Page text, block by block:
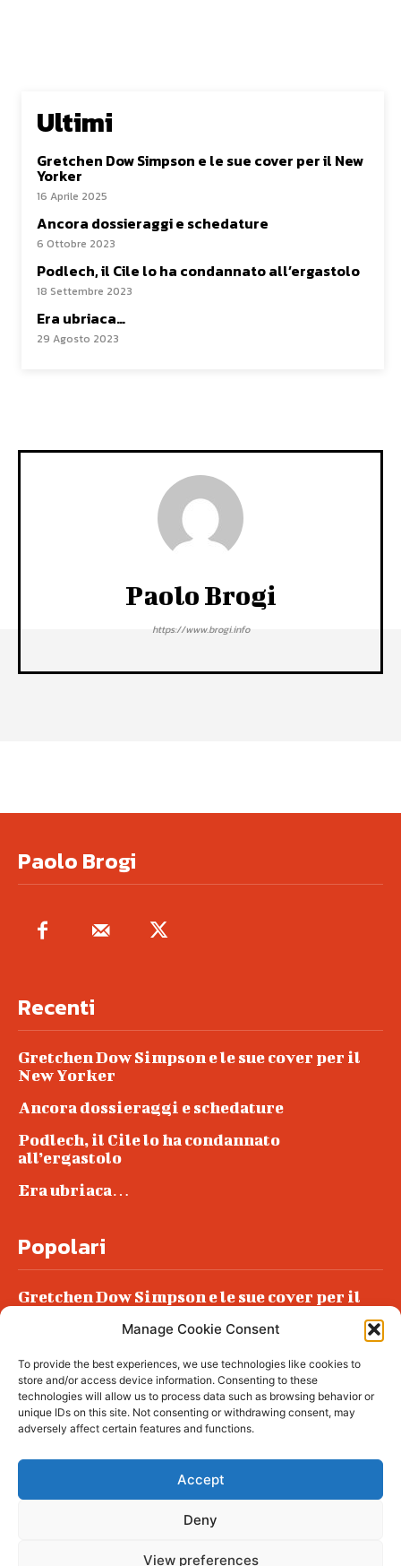
Manage Cookie Consent
To provide the best experiences, we use technologies like cookies to
store and/or access device information. Consenting to these
technologies will allow us to process data such as browsing behavior or
unique IDs on this site. Not consenting or withdrawing consent, may
adversely affect certain features and functions.
Accept
Deny
View preferences
Ultimi
Gretchen Dow Simpson e le sue cover per il New
Yorker
16 Aprile 2025
Ancora dossieraggi e schedature
6 Ottobre 2023
Podlech, il Cile lo ha condannato all’ergastolo
18 Settembre 2023
Era ubriaca…
29 Agosto 2023
Paolo Brogi
https://www.brogi.info
Paolo Brogi
Recenti
Gretchen Dow Simpson e le sue cover per il
New Yorker
Ancora dossieraggi e schedature
Podlech, il Cile lo ha condannato
all’ergastolo
Era ubriaca…
Popolari
Gretchen Dow Simpson e le sue cover per il
Podlech, il Cile lo ha condannato
all’ergastolo
Era ubriaca…
© tagDiv - All rights reserved. Made with
complete News Portal about living, lifestyle,